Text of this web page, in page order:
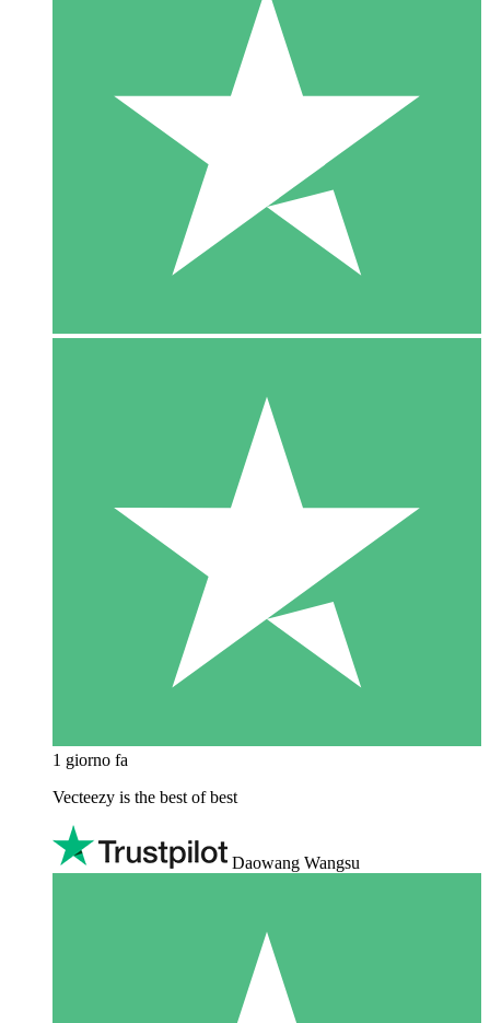
1 giorno fa
Vecteezy is the best of best
Daowang Wangsu